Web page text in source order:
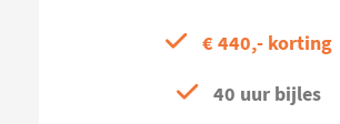
€ 440,- korting
40 uur bijles